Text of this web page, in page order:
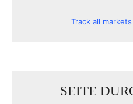
Track all
SEITE